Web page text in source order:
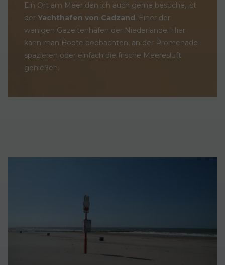
Ein Ort am Meer den ich auch gerne besuche, ist
der Yachthafen von Cadzand. Einer der
wenigen Gezeitenhäfen der Niederlande. Hier
kann man Boote beobachten, an der Promenade
spazieren oder einfach die frische Meeresluft
genießen.